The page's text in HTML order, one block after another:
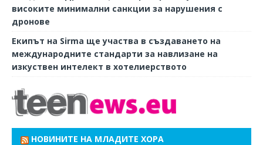
високите минимални санкции за нарушения с
дронове
Екипът на Sirma ще участва в създаването на
международните стандарти за навлизане на
изкуствен интелект в хотелиерството
НОВИНИТЕ НА МЛАДИТЕ ХОРА